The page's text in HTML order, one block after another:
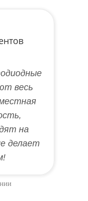
весь
на
делает